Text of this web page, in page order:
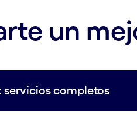
un
servicios completos